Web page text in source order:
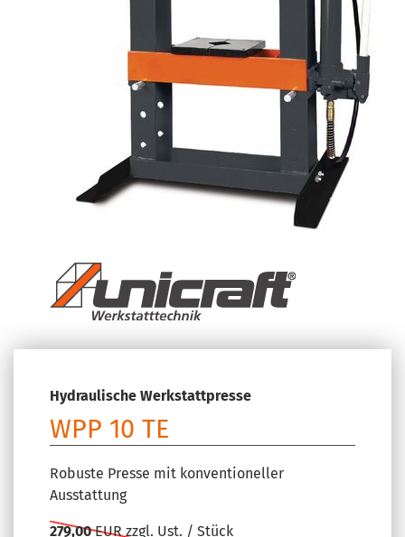
Hydraulische Werkstattpresse
WPP 10 TE
Robuste Presse mit konventioneller
Ausstattung
279,00EUR zzgl. Ust. / Stück